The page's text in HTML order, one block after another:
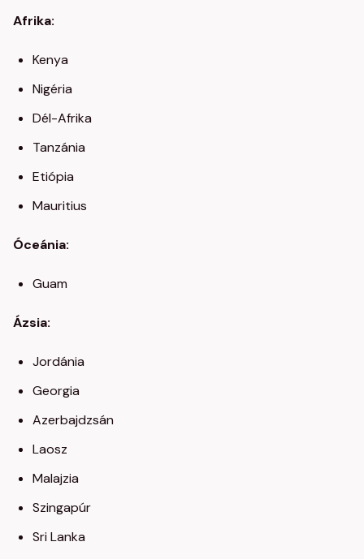
Afrika:
Kenya
Nigéria
Dél-Afrika
Tanzánia
Etiópia
Mauritius
Óceánia:
Guam
Ázsia:
Jordánia
Georgia
Azerbajdzsán
Laosz
Malajzia
Szingapúr
Sri Lanka